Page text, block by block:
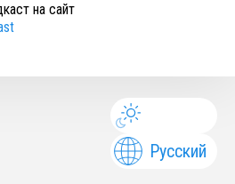
на сайт
Русский